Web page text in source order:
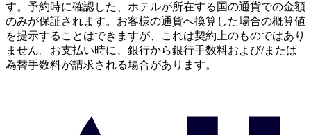
す。予約時に確認した、ホテルが所在する国の通貨での金額
のみが保証されます。お客様の通貨へ換算した場合の概算値
を提示することはできますが、これは契約上のものではあり
ません。お支払い時に、銀行から銀行手数料および/または
為替手数料が請求される場合があります。